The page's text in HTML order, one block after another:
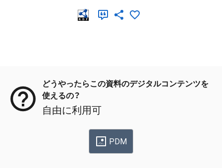
どうやったらこの資料のデジタルコンテンツを
使えるの？
自由に利用可
PDM